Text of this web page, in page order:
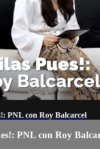
PNL con Roy Balcarcel
PNL con Roy